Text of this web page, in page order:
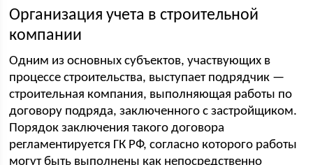
Организация учета в строительной
компании
Одним из основных субъектов, участвующих в
процессе строительства, выступает подрядчик —
строительная компания, выполняющая работы по
договору подряда, заключенного с застройщиком.
Порядок заключения такого договора
регламентируется ГК РФ, согласно которого работы
могут быть выполнены как непосредственно